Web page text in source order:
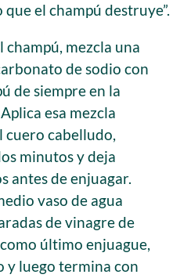
el champú destruye”.
champú, mezcla una
de sodio con
de siempre en la
esa mezcla
cuero cabelludo,
minutos y deja
antes de enjuagar.
vaso de agua
de vinagre de
último enjuague,
y luego termina con